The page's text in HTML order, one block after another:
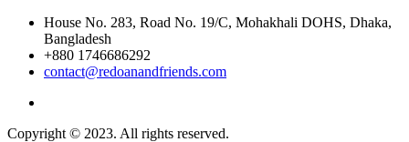
House No. 283, Road No. 19/C, Mohakhali DOHS, Dhaka,
Bangladesh
+880 1746686292
contact@redoanandfriends.com
Copyright © 2023. All rights reserved.